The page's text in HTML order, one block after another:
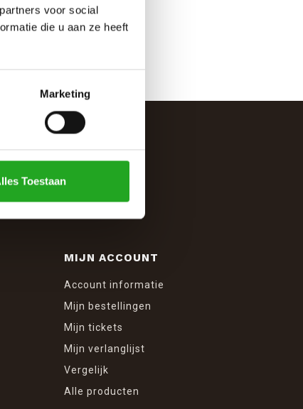
voor social
die u aan ze heeft
Marketing
Toestaan
MIJN ACCOUNT
Account informatie
Mijn bestellingen
Mijn tickets
Mijn verlanglijst
Vergelijk
Alle producten